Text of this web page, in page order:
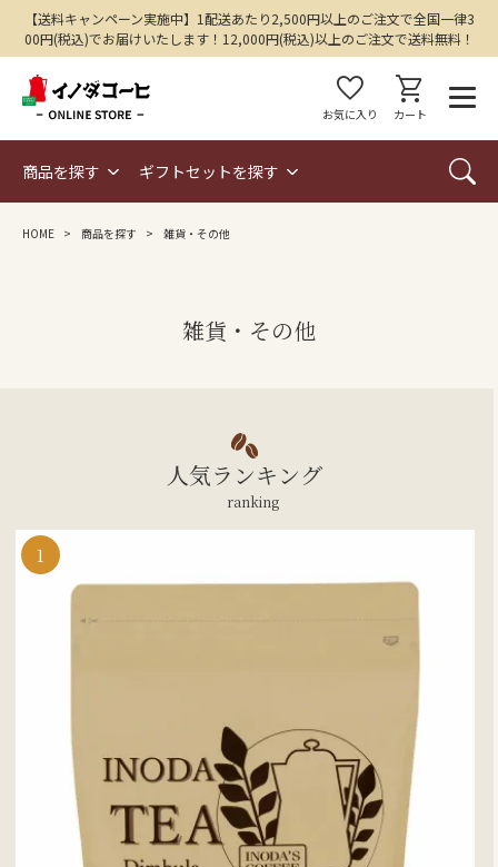
【送料キャンペーン実施中】1配送あたり2,500円以上のご注文で全国一律3
00円(税込)でお届けいたします！12,000円(税込)以上のご注文で送料無料！
favorite
お気に入り
shopping_cart
カート
商品を探す ギフトセットを探す
HOME 商品を探す 雑貨・その他
雑貨・その他
人気ランキング
ranking